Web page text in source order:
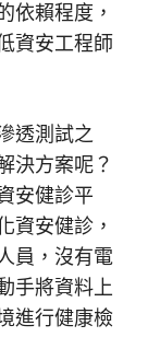
依賴程度，
資安工程師
透測試之
決方案呢？
安健診平
資安健診，
員，沒有電
手將資料上
進行健康檢